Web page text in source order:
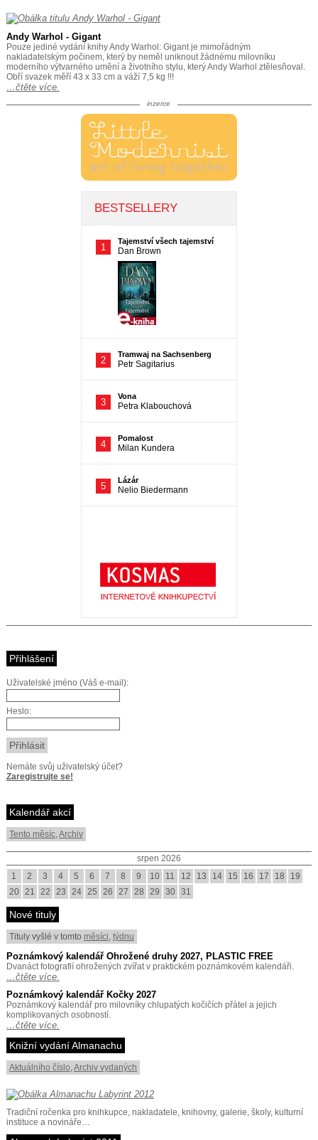
Andy Warhol - Gigant
Pouze jediné vydání knihy Andy Warhol: Gigant je mimořádným
nakladatelským počinem, který by neměl uniknout žádnému milovníku
moderního výtvarného umění a životního stylu, který Andy Warhol ztělesňoval.
Obří svazek měří 43 x 33 cm a váží 7,5 kg !!!
…čtěte více.
inzerce
Přihlášení
Uživatelské jméno (Váš e-mail):
Heslo:
Nemáte svůj uživatelský účet?
Zaregistrujte se!
Kalendář akcí
Tento měsíc,Archiv
srpen 2026
1
2 3 4 5 6 7 8 9 10 11 12 13 14 15 16 17 18
19
20 21 22 23 24 25 26 27 28 29 30 31
Nové tituly
Tituly vyšlé v tomto měsíci, týdnu
Poznámkový kalendář Ohrožené druhy 2027, PLASTIC FREE
Dvanáct fotografií ohrožených zvířat v praktickém poznámkovém kalendáři.
…čtěte více.
Poznámkový kalendář Kočky 2027
Poznámkový kalendář pro milovníky chlupatých kočičích přátel a jejich
komplikovaných osobností.
…čtěte více.
Knižní vydání Almanachu
Aktuálního číslo,Archiv vydaných
Tradiční ročenka pro knihkupce, nakladatele, knihovny, galerie, školy, kulturní
instituce a novináře…